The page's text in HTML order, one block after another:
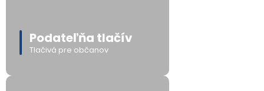
Podateľňa tlačív
Tlačivá pre občanov